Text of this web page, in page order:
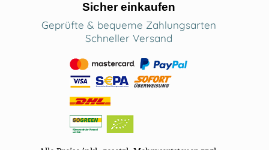
Sicher einkaufen
Geprüfte & bequeme Zahlungsarten
Schneller Versand